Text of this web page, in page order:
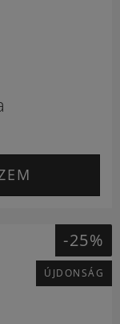
-25%
ÚJDONSÁG